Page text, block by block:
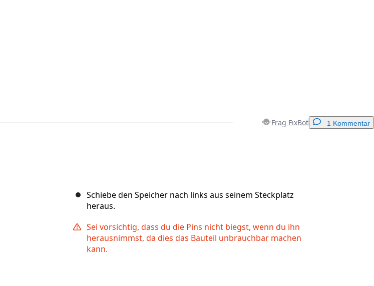
Frag FixBot 1 Kommentar
Schiebe den Speicher nach links aus seinem Steckplatz
heraus.
Sei vorsichtig, dass du die Pins nicht biegst, wenn du ihn
herausnimmst, da dies das Bauteil unbrauchbar machen
kann.